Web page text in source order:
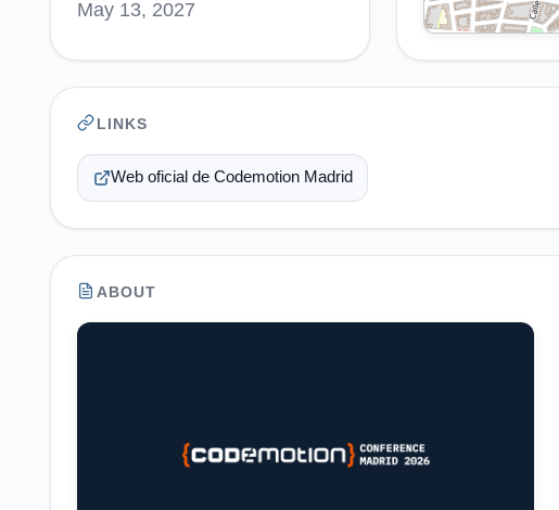
May 13, 2027
LINKS
Web oficial de Codemotion Madrid
ABOUT